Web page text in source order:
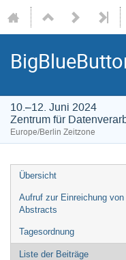
10.–12. Juni 2024
Zentrum für
Europe/Berlin Zeitzone
Übersicht
Aufruf zur Einreichung von
Abstracts
Tagesordnung
Liste der Beiträge